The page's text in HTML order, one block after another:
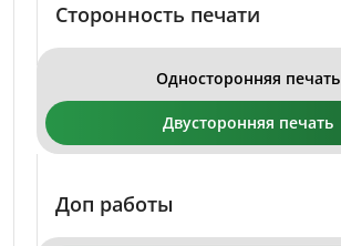
Сторонность печати
Односторонняя печать
Двусторонняя печать
Доп работы